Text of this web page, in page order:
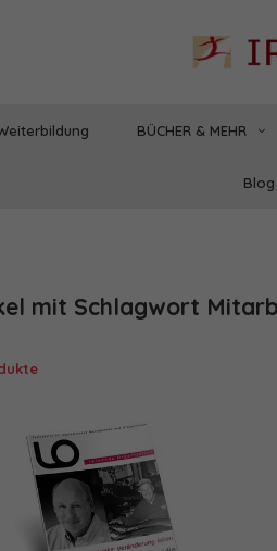
BÜCHER & MEHR
Blog
mit Schlagwort